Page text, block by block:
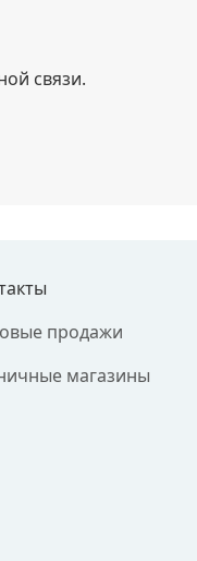
связи.
продажи
магазины